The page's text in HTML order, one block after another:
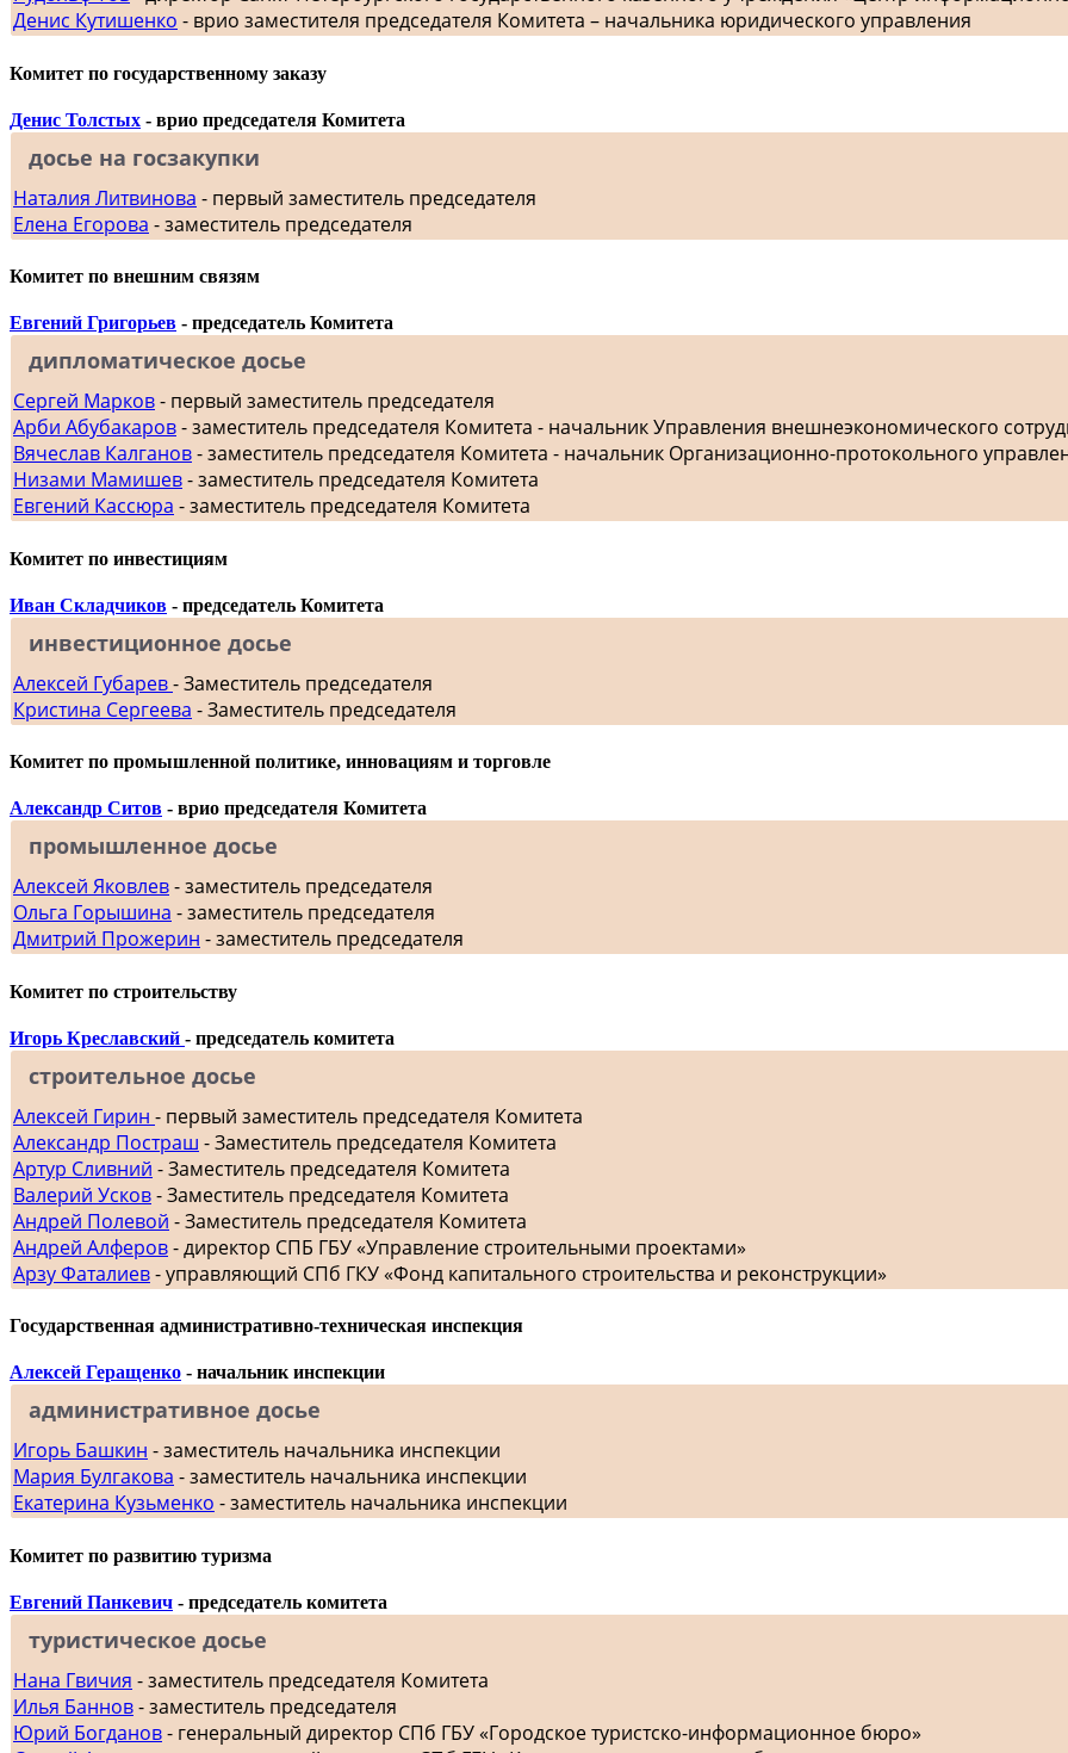
Денис Кутишенко - врио заместителя председателя Комитета – начальника юридического управления
Комитет по государственному заказу
Денис Толстых - врио председателя Комитета
досье на госзакупки
Наталия Литвинова - первый заместитель председателя
Елена Егорова - заместитель председателя
Комитет по внешним связям
Евгений Григорьев - председатель Комитета
дипломатическое досье
Сергей Марков- первый заместитель председателя
Арби Абубакаров- заместитель председателя Комитета - начальник Управления внешнеэкономического
Вячеслав Калганов- заместитель председателя Комитета - начальник Организационно-протокольного
Низами Мамишев- заместитель председателя Комитета
Евгений Кассюра - заместитель председателя Комитета
Комитет по инвестициям
Иван Складчиков - председатель Комитета
инвестиционное досье
Алексей Губарев- Заместитель председателя
Кристина Сергеева - Заместитель председателя
Комитет по промышленной политике, инновациям и торговле
Александр Ситов - врио председателя Комитета
промышленное досье
Алексей Яковлев- заместитель председателя
Ольга Горышина - заместитель председателя
Дмитрий Прожерин - заместитель председателя
Комитет по строительству
Игорь Креславский - председатель комитета
строительное досье
Алексей Гирин - первый заместитель председателя Комитета
Александр Постраш - Заместитель председателя Комитета
Артур Сливний - Заместитель председателя Комитета
Валерий Усков- Заместитель председателя Комитета
Андрей Полевой - Заместитель председателя Комитета
Андрей Алферов- директор СПБ ГБУ «Управление строительными проектами»
Арзу Фаталиев- управляющий СПб ГКУ «Фонд капитального строительства и реконструкции»
Государственная административно-техническая инспекция
Алексей Геращенко - начальник инспекции
административное досье
Игорь Башкин - заместитель начальника инспекции
Мария Булгакова - заместитель начальника инспекции
Екатерина Кузьменко - заместитель начальника инспекции
Комитет по развитию туризма
Евгений Панкевич - председатель комитета
туристическое досье
Нана Гвичия - заместитель председателя Комитета
Илья Баннов- заместитель председателя
Юрий Богданов- генеральный директор СПб ГБУ «Городское туристско-информационное бюро»